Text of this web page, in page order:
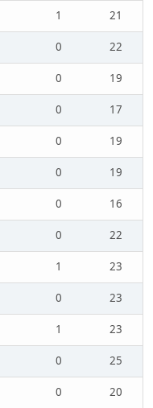
1
21
0
22
0
19
0
17
0
19
0
19
0
16
0
22
1
23
0
23
1
23
0
25
0
20